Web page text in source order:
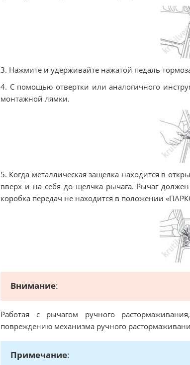
3. Нажмите и удерживайте нажатой педаль
4. С помощью отвертки или аналогичного
монтажной лямки.
5. Когда металлическая защелка находится в
вверх и на себя до щелчка рычага. Рычаг
коробка передач не находится в положении
Внимание:
Работая с рычагом ручного
повреждению механизма ручного
Примечание: